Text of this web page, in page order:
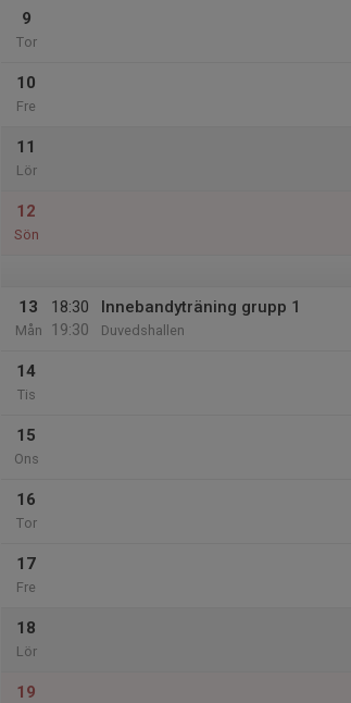
9
Tor
10
Fre
11
Lör
12
Sön
13
Mån
18:30
19:30
Innebandyträning grupp 1
Duvedshallen
14
Tis
15
Ons
16
Tor
17
Fre
18
Lör
19